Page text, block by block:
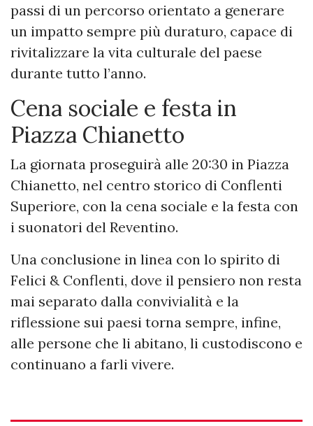
passi di un percorso orientato a generare
un impatto sempre più duraturo, capace di
rivitalizzare la vita culturale del paese
durante tutto l’anno.
Cena sociale e festa in
Piazza Chianetto
La giornata proseguirà alle 20:30 in Piazza
Chianetto, nel centro storico di Conflenti
Superiore, con la cena sociale e la festa con
i suonatori del Reventino.
Una conclusione in linea con lo spirito di
Felici & Conflenti, dove il pensiero non resta
mai separato dalla convivialità e la
riflessione sui paesi torna sempre, infine,
alle persone che li abitano, li custodiscono e
continuano a farli vivere.